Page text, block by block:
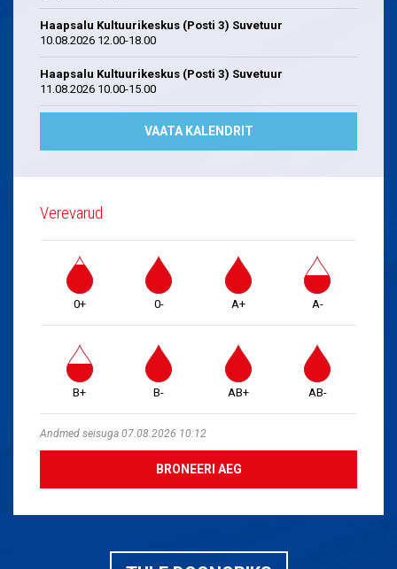
Haapsalu Kultuurikeskus (Posti 3) Suvetuur
10.08.2026 12.00-18.00
Haapsalu Kultuurikeskus (Posti 3) Suvetuur
11.08.2026 10.00-15.00
VAATA KALENDRIT
Verevarud
0+ 0- A+ A-
B+ B- AB+ AB-
Andmed seisuga 07.08.2026 10:12
BRONEERI AEG